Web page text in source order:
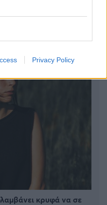
Privacy Policy
κρυφά να σε